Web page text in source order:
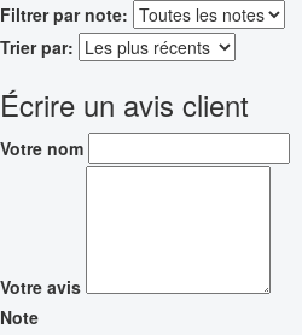
Filtrer par note:
Trier par:
Écrire un avis client
Votre nom
Votre avis
Note